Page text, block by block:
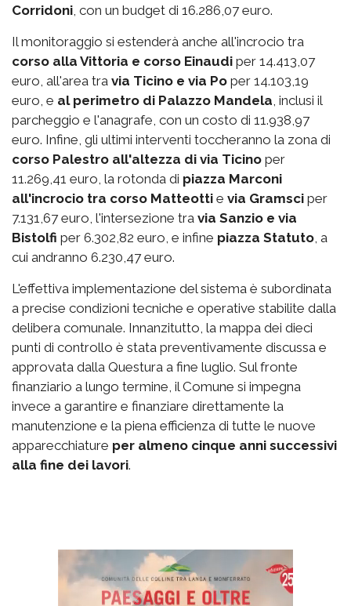
Corridoni, con un budget di 16.286,07 euro.
Il monitoraggio si estenderà anche all'incrocio tra
corso alla Vittoria e corso Einaudi per 14.413,07
euro, all'area tra via Ticino e via Po per 14.103,19
euro, e al perimetro di Palazzo Mandela, inclusi il
parcheggio e l'anagrafe, con un costo di 11.938,97
euro. Infine, gli ultimi interventi toccheranno la zona di
corso Palestro all'altezza di via Ticino per
11.269,41 euro, la rotonda di piazza Marconi
all'incrocio tra corso Matteotti e via Gramsci per
7.131,67 euro, l'intersezione tra via Sanzio e via
Bistolfi per 6.302,82 euro, e infine piazza Statuto, a
cui andranno 6.230,47 euro.
L'effettiva implementazione del sistema è subordinata
a precise condizioni tecniche e operative stabilite dalla
delibera comunale. Innanzitutto, la mappa dei dieci
punti di controllo è stata preventivamente discussa e
approvata dalla Questura a fine luglio. Sul fronte
finanziario a lungo termine, il Comune si impegna
invece a garantire e finanziare direttamente la
manutenzione e la piena efficienza di tutte le nuove
apparecchiature per almeno cinque anni successivi
alla fine dei lavori.